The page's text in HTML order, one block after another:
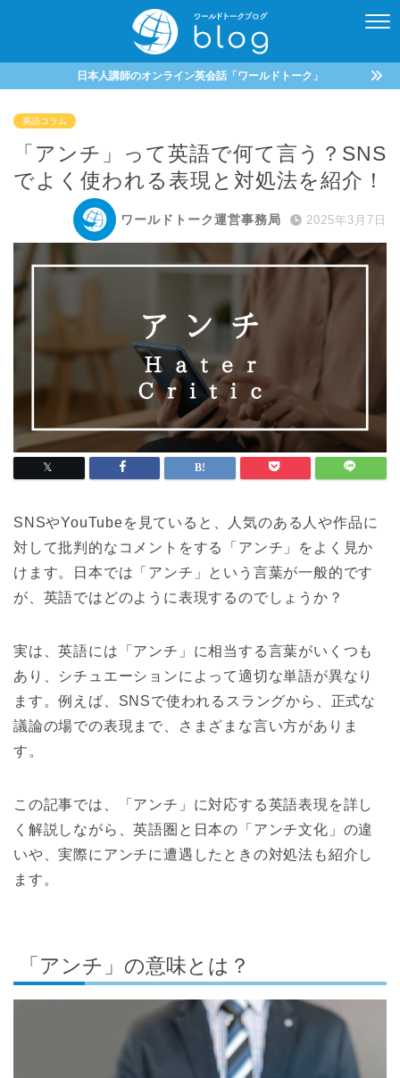
日本人講師のオンライン英会話「ワールドトーク」
英語コラム
「アンチ」って英語で何て言う？SNS
でよく使われる表現と対処法を紹介！
ワールドトーク運営事務局 2025年3月7日
SNSやYouTubeを見ていると、人気のある人や作品に
対して批判的なコメントをする「アンチ」をよく見か
けます。日本では「アンチ」という言葉が一般的です
が、英語ではどのように表現するのでしょうか？
実は、英語には「アンチ」に相当する言葉がいくつも
あり、シチュエーションによって適切な単語が異なり
ます。例えば、SNSで使われるスラングから、正式な
議論の場での表現まで、さまざまな言い方がありま
す。
この記事では、「アンチ」に対応する英語表現を詳し
く解説しながら、英語圏と日本の「アンチ文化」の違
いや、実際にアンチに遭遇したときの対処法も紹介し
ます。
「アンチ」の意味とは？